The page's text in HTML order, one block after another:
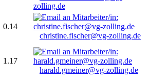
zolling.de
0.14
christine.fischer@vg-zolling.de
1.17
harald.gmeiner@vg-zolling.de